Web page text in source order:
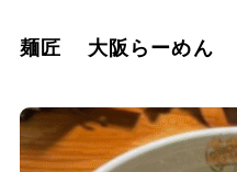
麺匠 大阪らーめん